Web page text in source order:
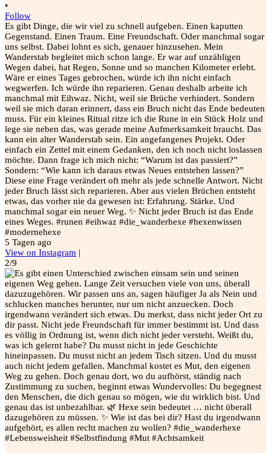
•
Follow
Es gibt Dinge, die wir viel zu schnell aufgeben. Einen kaputten
Gegenstand. Einen Traum. Eine Freundschaft. Oder manchmal sogar
uns selbst. Dabei lohnt es sich, genauer hinzusehen. Mein
Wanderstab begleitet mich schon lange. Er war auf unzähligen
Wegen dabei, hat Regen, Sonne und so manchen Kilometer erlebt.
Wäre er eines Tages gebrochen, würde ich ihn nicht einfach
wegwerfen. Ich würde ihn reparieren. Genau deshalb arbeite ich
manchmal mit Eihwaz. Nicht, weil sie Brüche verhindert. Sondern
weil sie mich daran erinnert, dass ein Bruch nicht das Ende bedeuten
muss. Für ein kleines Ritual ritze ich die Rune in ein Stück Holz und
lege sie neben das, was gerade meine Aufmerksamkeit braucht. Das
kann ein alter Wanderstab sein. Ein angefangenes Projekt. Oder
einfach ein Zettel mit einem Gedanken, den ich noch nicht loslassen
möchte. Dann frage ich mich nicht: “Warum ist das passiert?”
Sondern: “Wie kann ich daraus etwas Neues entstehen lassen?”
Diese eine Frage verändert oft mehr als jede schnelle Antwort. Nicht
jeder Bruch lässt sich reparieren. Aber aus vielen Brüchen entsteht
etwas, das vorher nie da gewesen ist: Erfahrung. Stärke. Und
manchmal sogar ein neuer Weg. ✨ Nicht jeder Bruch ist das Ende
eines Weges. #runen #eihwaz #die_wanderhexe #hexenwissen
#modernehexe
5 Tagen ago
View on Instagram |
2/9